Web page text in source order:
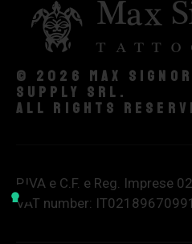
© 2026 Max
supply srl.
All rights
P.IVA e C.F. e Reg. Imprese
VAT number: IT02189670991